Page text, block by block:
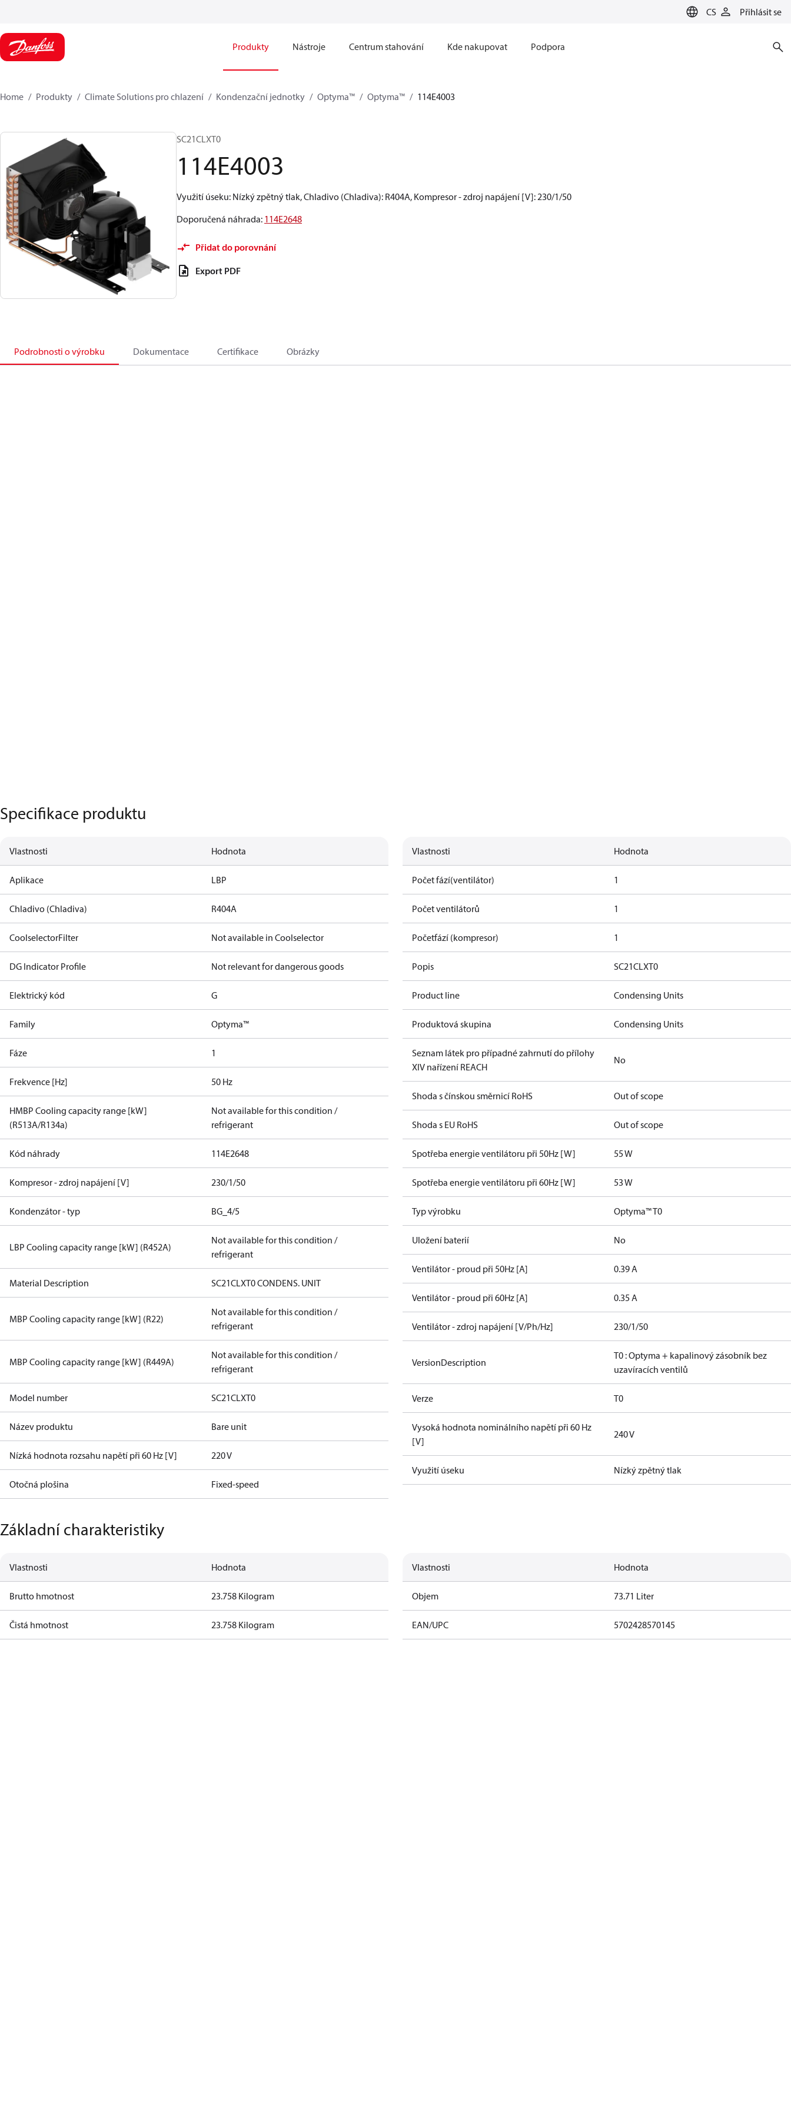
CS Přihlásit se
Produkty Nástroje Centrum stahování Kde nakupovat Podpora
Home Produkty Climate Solutions pro chlazení Kondenzační jednotky Optyma™ Optyma™ 114E4003
SC21CLXT0
114E4003
Využití úseku: Nízký zpětný tlak, Chladivo (Chladiva): R404A, Kompresor - zdroj napájení [V]: 230/1/50
Doporučená náhrada: 114E2648
Přidat do porovnání
Export PDF
Podrobnosti o výrobku Dokumentace Certifikace Obrázky
Specifikace produktu
Vlastnosti Hodnota
Aplikace LBP
Chladivo (Chladiva) R404A
CoolselectorFilter Not available in Coolselector
DG Indicator Profile Not relevant for dangerous goods
Elektrický kód G
Family Optyma™
Fáze 1
Frekvence [Hz] 50 Hz
HMBP Cooling capacity range [kW]
(R513A/R134a)
Not available for this condition /
refrigerant
Kód náhrady 114E2648
Kompresor - zdroj napájení [V] 230/1/50
Kondenzátor - typ BG_4/5
LBP Cooling capacity range [kW] (R452A)
Not available for this condition /
refrigerant
Material Description SC21CLXT0 CONDENS. UNIT
MBP Cooling capacity range [kW] (R22)
Not available for this condition /
refrigerant
MBP Cooling capacity range [kW] (R449A)
Not available for this condition /
refrigerant
Model number SC21CLXT0
Název produktu Bare unit
Nízká hodnota rozsahu napětí při 60 Hz [V] 220 V
Otočná plošina Fixed-speed
Vlastnosti Hodnota
Počet fází(ventilátor) 1
Počet ventilátorů 1
Početfází (kompresor) 1
Popis SC21CLXT0
Product line Condensing Units
Produktová skupina Condensing Units
Seznam látek pro případné zahrnutí do přílohy
XIV nařízení REACH
No
Shoda s čínskou směrnicí RoHS Out of scope
Shoda s EU RoHS Out of scope
Spotřeba energie ventilátoru při 50Hz [W] 55 W
Spotřeba energie ventilátoru při 60Hz [W] 53 W
Typ výrobku Optyma™ T0
Uložení baterií No
Ventilátor - proud při 50Hz [A] 0.39 A
Ventilátor - proud při 60Hz [A] 0.35 A
Ventilátor - zdroj napájení [V/Ph/Hz] 230/1/50
VersionDescription
T0 : Optyma + kapalinový zásobník bez
uzavíracích ventilů
Verze T0
Vysoká hodnota nominálního napětí při 60 Hz
[V]
240 V
Využití úseku Nízký zpětný tlak
Základní charakteristiky
Vlastnosti Hodnota
Brutto hmotnost 23.758 Kilogram
Čistá hmotnost 23.758 Kilogram
Vlastnosti Hodnota
Objem 73.71 Liter
EAN/UPC 5702428570145